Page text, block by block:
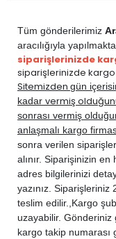
Tüm gönderilerimiz
aracılığıyla
siparişlerinizde
siparişlerinizde kargo
Sitemizden gün
kadar vermiş
sonrası vermiş
anlaşmalı kargo
sonra verilen
alınır. Siparişinizin en
adres bilgilerinizi
yazınız.
teslim edilir., Kargo
uzayabilir.
kargo takip numarası